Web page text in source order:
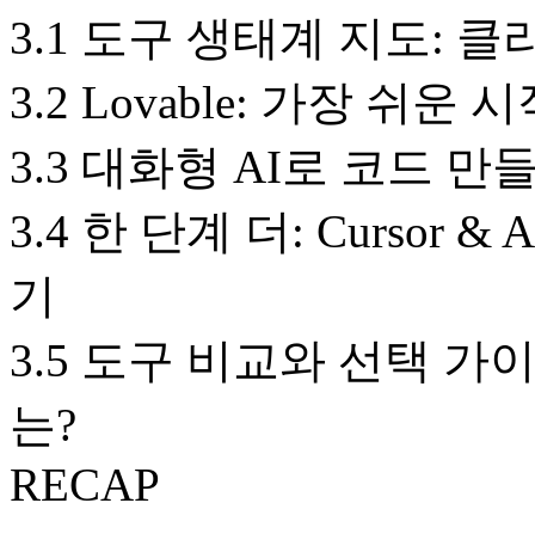
3.1 도구 생태계 지도: 클
3.2 Lovable: 가장 쉬운 시
3.3 대화형 AI로 코드 만
3.4 한 단계 더: Cursor &
기
3.5 도구 비교와 선택 가
는?
RECAP